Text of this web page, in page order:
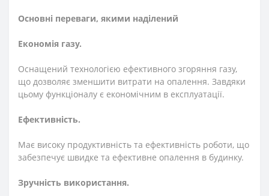
Основні переваги, якими наділений
Економія газу.
Оснащений технологією ефективного згоряння газу,
що дозволяє зменшити витрати на опалення. Завдяки
цьому функціоналу є економічним в експлуатації.
Ефективність.
Має високу продуктивність та ефективність роботи, що
забезпечує швидке та ефективне опалення в будинку.
Зручність використання.